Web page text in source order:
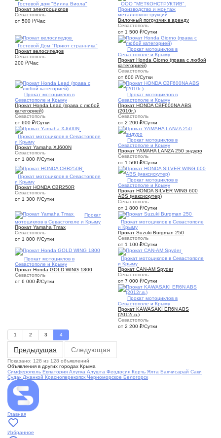
Гостевой дом "Вилла Виола"
Прокат электроциклов
Севастополь
от 500 ₽/Час
ООО "МЕТКОНСТРУКТИВ".
Производство и монтаж
металлоконструкций
Вилочный погрузчик в аренду
Севастополь
от 1 500 ₽/Сутки
Гостевой Дом "Приют странника"
Прокат велосипедов
Севастополь
200 ₽/Час
Прокат мотоциклов в
Севастополе и Крыму
Прокат Hоnda Giorno (права с любой
категорией)
Севастополь
от 600 ₽/Сутки
Прокат мотоциклов в
Севастополе и Крыму
Прокат Hоnda Lead (права с любой
категорией)
Севастополь
от 600 ₽/Сутки
Прокат мотоциклов в
Севастополе и Крыму
Прокат HONDA CBF600NA ABS
(2010г.)
Севастополь
от 2 200 ₽/Сутки
Прокат мотоциклов в Севастополе
и Крыму
Прокат Yamaha XJ600N
Севастополь
от 1 800 ₽/Сутки
Прокат мотоциклов в
Севастополе и Крыму
Прокат YAMAHA LANZA 250 эндуро
Севастополь
от 1 500 ₽/Сутки
Прокат мотоциклов в Севастополе
и Крыму
Прокат HONDA CBR250R
Севастополь
от 1 300 ₽/Сутки
Прокат мотоциклов в
Севастополе и Крыму
Прокат HONDA SILVER WING 600
ABS (максискутер)
Севастополь
от 1 800 ₽/Сутки
Прокат
мотоциклов в Севастополе и Крыму
Прокат Yamaha Tmax
Севастополь
от 1 800 ₽/Сутки
Прокат мотоциклов в Севастополе
и Крыму
Прокат Suzuki Burgman 250
Севастополь
от 1 100 ₽/Сутки
Прокат мотоциклов в
Севастополе и Крыму
Прокат Hоnda GOLD WING 1800
Севастополь
от 6 000 ₽/Сутки
Прокат мотоциклов в Севастополе
и Крыму
Прокат CAN-AM Spyder
Севастополь
от 7 000 ₽/Сутки
Прокат мотоциклов в
Севастополе и Крыму
Прокат KAWASAKI ER6N ABS
(2012г.в.)
Севастополь
от 2 200 ₽/Сутки
1
2 3 4
Предыдущая Следующая
Показано: 128 из 128 объявлений
Объявления в других городах Крыма
Симферополь Евпатория Алупка Алушта Феодосия Керчь Ялта Бахчисарай Саки
Судак Джанкой Красноперекопск Черноморское Белогорск
Главная
Избранное